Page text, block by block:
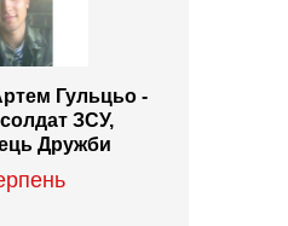
Гульцьо -
ЗСУ,
Дружби